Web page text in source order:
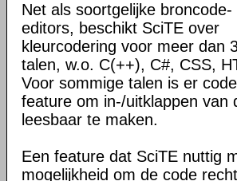
Net als soortgelijke broncode-
editors, beschikt SciTE over
kleurcodering voor meer dan
talen, w.o. C(++), C#, CSS,
Voor sommige talen is er
feature om in-/uitklappen van
leesbaar te maken.
Een feature dat SciTE nuttig
mogelijkheid om de code